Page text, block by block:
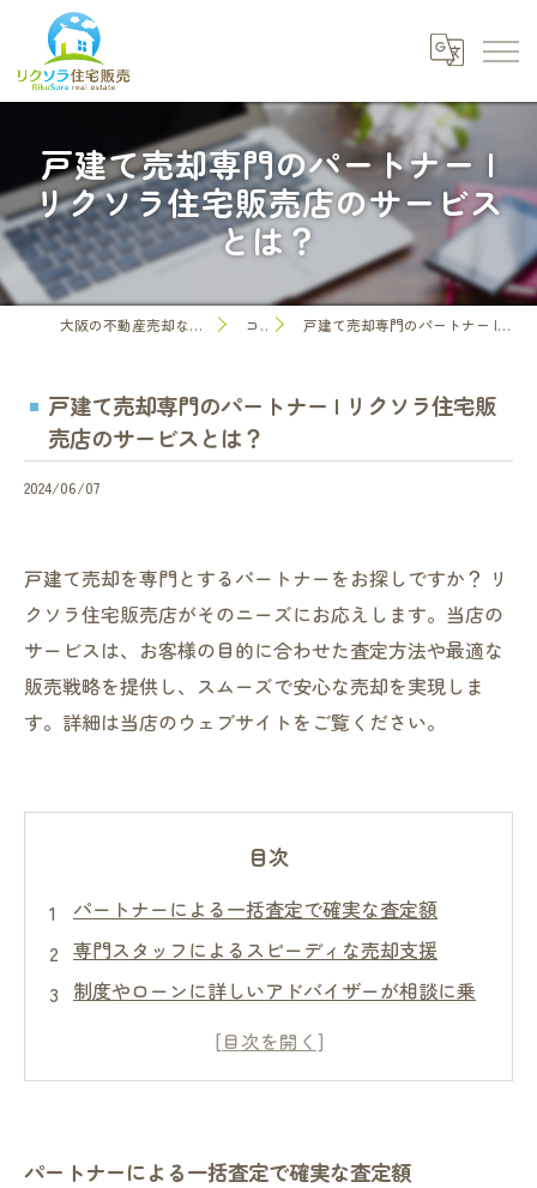
戸建て売却専門のパートナー |
リクソラ住宅販売店のサービス
とは？
大阪の不動産売却なら株式会社リクソラ住宅販売 コラム 戸建て売却専門のパートナー | リクソラ住宅販売店のサービスとは？
戸建て売却専門のパートナー | リクソラ住宅販
売店のサービスとは？
2024/06/07
戸建て売却を専門とするパートナーをお探しですか？ リ
クソラ住宅販売店がそのニーズにお応えします。当店の
サービスは、お客様の目的に合わせた査定方法や最適な
販売戦略を提供し、スムーズで安心な売却を実現しま
す。詳細は当店のウェブサイトをご覧ください。
目次
パートナーによる一括査定で確実な査定額
専門スタッフによるスピーディな売却支援
制度やローンに詳しいアドバイザーが相談に乗
パートナーによる一括査定で確実な査定額